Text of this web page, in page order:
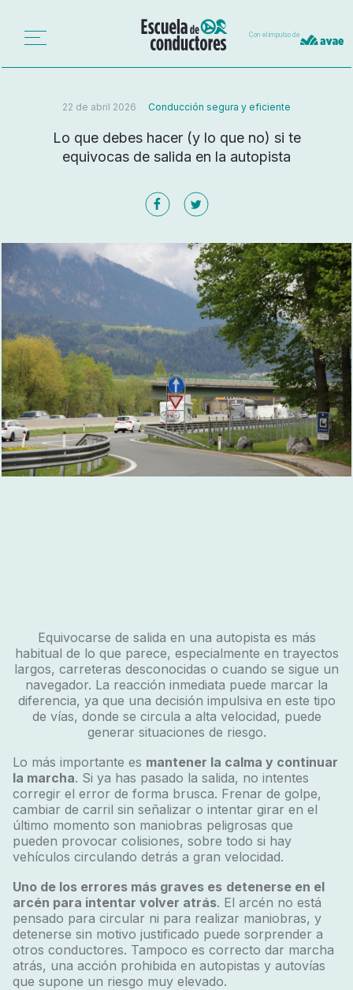
Con el impulso de
22 de abril 2026 Conducción segura y eficiente
Lo que debes hacer (y lo que no) si te
equivocas de salida en la autopista
Equivocarse de salida en una autopista es más
habitual de lo que parece, especialmente en trayectos
largos, carreteras desconocidas o cuando se sigue un
navegador. La reacción inmediata puede marcar la
diferencia, ya que una decisión impulsiva en este tipo
de vías, donde se circula a alta velocidad, puede
generar situaciones de riesgo.
Lo más importante es mantener la calma y continuar
la marcha. Si ya has pasado la salida, no intentes
corregir el error de forma brusca. Frenar de golpe,
cambiar de carril sin señalizar o intentar girar en el
último momento son maniobras peligrosas que
pueden provocar colisiones, sobre todo si hay
vehículos circulando detrás a gran velocidad.
Uno de los errores más graves es detenerse en el
arcén para intentar volver atrás. El arcén no está
pensado para circular ni para realizar maniobras, y
detenerse sin motivo justificado puede sorprender a
otros conductores. Tampoco es correcto dar marcha
atrás, una acción prohibida en autopistas y autovías
que supone un riesgo muy elevado.